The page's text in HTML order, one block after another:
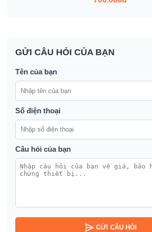
GỬI CÂU HỎI CỦA BẠN
Tên của bạn
Số điện thoại
Câu hỏi của bạn
GỬI CÂU HỎI